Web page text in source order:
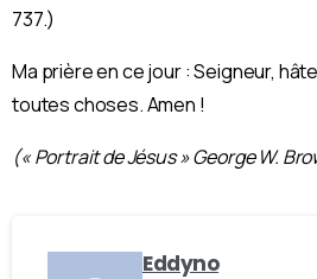
737.)
Ma prière en ce jour : Seigneur,
toutes choses. Amen !
(« Portrait de Jésus » George W.
Eddyno